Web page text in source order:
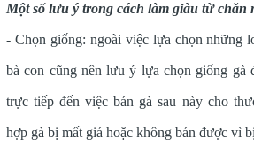
Một số lưu ý trong cách làm giàu từ chăn
- Chọn giống: ngoài việc lựa chọn những
bà con cũng nên lưu ý lựa chọn giống gà
trực tiếp đến việc bán gà sau này cho
hợp gà bị mất giá hoặc không bán được vì